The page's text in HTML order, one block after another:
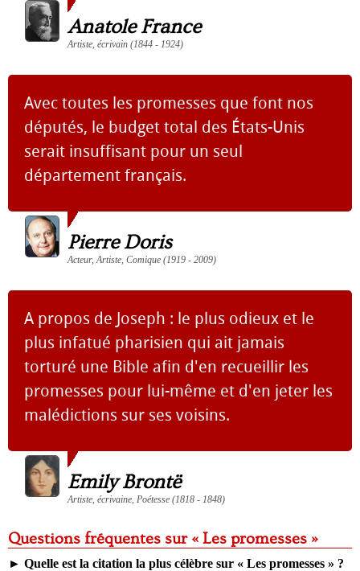
Anatole France
Artiste, écrivain (1844 - 1924)
Avec toutes les promesses que font nos
députés, le budget total des États-Unis
serait insuffisant pour un seul
département français.
Pierre Doris
Acteur, Artiste, Comique (1919 - 2009)
A propos de Joseph : le plus odieux et le
plus infatué pharisien qui ait jamais
torturé une Bible afin d'en recueillir les
promesses pour lui-même et d'en jeter les
malédictions sur ses voisins.
Emily Brontë
Artiste, écrivaine, Poétesse (1818 - 1848)
Questions fréquentes sur « Les promesses »
► Quelle est la citation la plus célèbre sur « Les promesses » ?